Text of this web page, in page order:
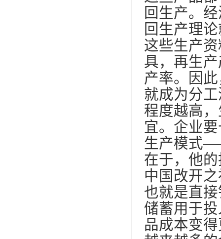
回生产。
回生产理
这些生产
具，再生
产率。因
就成为分
程度越高
宜。企业
生产模式
在于，他
中国改开
也就是直
储蓄用于
品成本变